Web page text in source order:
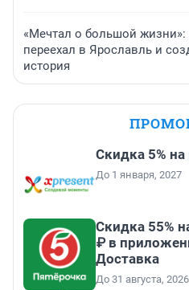
«Мечтал о большой
переехал в Ярославль и
история
Скидка 5%
До 1 января, 2027
Скидка 55%
₽ в
Доставка
До 31 августа, 2026